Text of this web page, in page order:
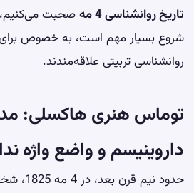
تاریخ روانشناسی 4 مه
صحبت می‌کنیم،
شروع بسیار مهم است، به خصوص
روانشناسی تربیتی علاقه‌مندند.
توماس هنری هاکسلی:
داروینیسم و واضع واژه
حدود